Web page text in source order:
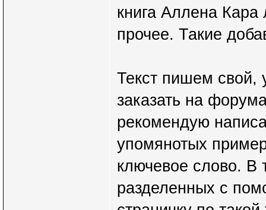
книга Аллена Кара
прочее. Такие
Текст пишем свой,
заказать на
рекомендую
упомянотых
ключевое слово. В
разделенных с